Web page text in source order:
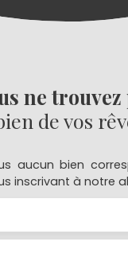
ne trouvez
de vos
aucun bien
inscrivant à notre